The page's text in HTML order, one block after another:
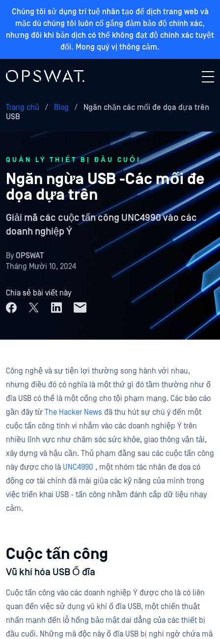
Chúng tôi sử dụng trí tuệ nhân tạo để dịch trang web và
mặc dù chúng tôi luôn cố gắng đảm bảo độ chính xác,
nhưng đôi khi bản dịch có thể không đạt độ chính xác tuyệt
đối. Mong quý vị thông cảm.
Trang chủ / Blog /
Ngăn chặn các mối đe dọa dựa trên
USB
QUẢN LÝ THIẾT BỊ ĐẦU CUỐI
Ngăn ngừa USB -Các mối đe
dọa dựa trên
Giải mã các cuộc tấn công UNC4990 vào các
doanh nghiệp Ý
ByOPSWAT
Tháng Mười 10, 2024
Chia sẻ bài viết này
Công nghệ và sự tiện lợi thường song hành với nhau,
nhưng điều đó có nghĩa là một thứ gì đó tầm thường như ổ
đĩa USB có thể là một cổng cho tội phạm mạng. Các báo cáo
gần đây từ The Hacker News đã thu hút sự chú ý đến một
cuộc tấn công tinh vi nhắm vào các doanh nghiệp Ý trên
nhiều lĩnh vực như chăm sóc sức khỏe, giao thông vận tải,
xây dựng và hậu cần. Thủ phạm đằng sau các cuộc tấn công
này được cho là UNC4990 , một nhóm tác nhân đe dọa có
động cơ tài chính đã mài giũa các kỹ năng của mình trong
việc triển khai USB - tấn công nhằm đánh cắp dữ liệu nhạy
cảm.
Cuộc tấn công
Vũ khí hóa USB Ổ đĩa
Cuộc tấn công vào các doanh nghiệp Ý được cho là có liên
quan đến việc sử dụng vũ khí ổ đĩa USB, một chiến thuật
nhấn mạnh đến lỗ hổng bảo mật dai dẳng của các thiết bị
đầu cuối. Những mã độc này ổ đĩa USB bị nghi ngờ chứa mã